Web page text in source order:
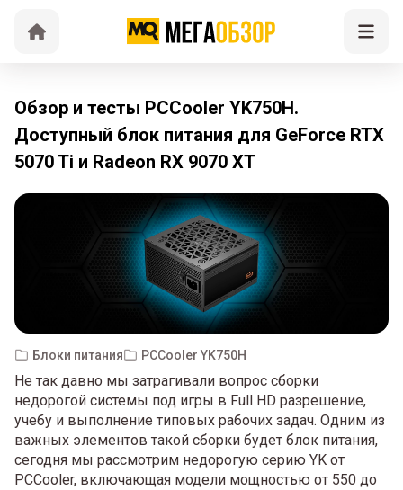
Обзор и тесты PCCooler YK750H.
Доступный блок питания для GeForce RTX
5070 Ti и Radeon RX 9070 XT
Блоки питания PCCooler YK750H
Не так давно мы затрагивали вопрос сборки
недорогой системы под игры в Full HD разрешение,
учебу и выполнение типовых рабочих задач. Одним из
важных элементов такой сборки будет блок питания,
сегодня мы рассмотрим недорогую серию YK от
PCCooler, включающая модели мощностью от 550 до